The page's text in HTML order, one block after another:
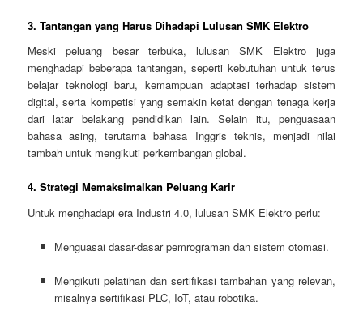
3. Tantangan yang Harus Dihadapi Lulusan SMK Elektro
Meski peluang besar terbuka, lulusan SMK Elektro juga
menghadapi beberapa tantangan, seperti kebutuhan untuk terus
belajar teknologi baru, kemampuan adaptasi terhadap sistem
digital, serta kompetisi yang semakin ketat dengan tenaga kerja
dari latar belakang pendidikan lain. Selain itu, penguasaan
bahasa asing, terutama bahasa Inggris teknis, menjadi nilai
tambah untuk mengikuti perkembangan global.
4. Strategi Memaksimalkan Peluang Karir
Untuk menghadapi era Industri 4.0, lulusan SMK Elektro perlu:
Menguasai dasar-dasar pemrograman dan sistem otomasi.
Mengikuti pelatihan dan sertifikasi tambahan yang relevan,
misalnya sertifikasi PLC, IoT, atau robotika.